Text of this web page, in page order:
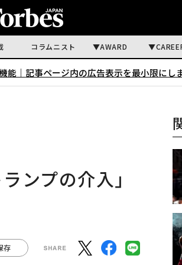
コラムニスト AWARD
能｜ 記事ページ内の広告表示を最小限にし
ンプの介入」
存